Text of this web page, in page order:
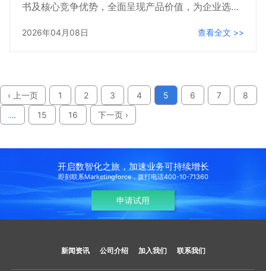
书及核心竞争优势，全面呈现产品价值，为企业选型
可验证的核心依据，助力企业通过AI CRM实现数字
2026年04月08日 查看全文 >>
‹ 上一页 1 2 3 4 5 6 7
8
...
15 16 下一页 ›
开启数智化之旅，加速业务可持续增长
即刻联系Marketingforce，拨打电话400-10-71360
申请试用
新闻资讯 公司介绍 加入我们 联系我们